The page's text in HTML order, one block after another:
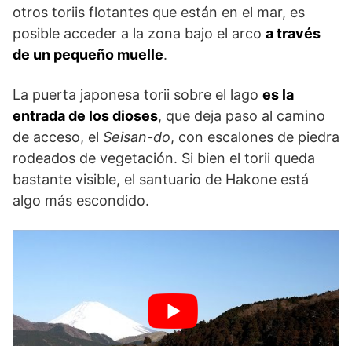
otros toriis flotantes que están en el mar, es
posible acceder a la zona bajo el arco a través
de un pequeño muelle.
La puerta japonesa torii sobre el lago es la
entrada de los dioses, que deja paso al camino
de acceso, el Seisan-do, con escalones de piedra
rodeados de vegetación. Si bien el torii queda
bastante visible, el santuario de Hakone está
algo más escondido.